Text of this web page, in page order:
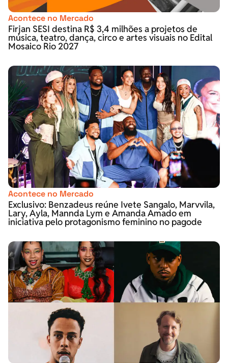
Acontece no Mercado
Firjan SESI destina R$ 3,4 milhões a projetos de
música, teatro, dança, circo e artes visuais no Edital
Mosaico Rio 2027
Acontece no Mercado
Exclusivo: Benzadeus reúne Ivete Sangalo, Marvvila,
Lary, Ayla, Mannda Lym e Amanda Amado em
iniciativa pelo protagonismo feminino no pagode